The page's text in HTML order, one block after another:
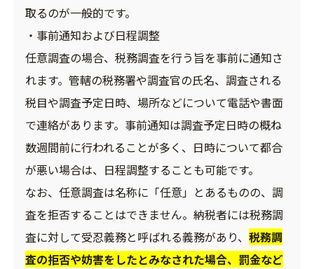
取るのが一般的です。
・事前通知および日程調整
任意調査の場合、税務調査を行う旨を事前に通知さ
れます。管轄の税務署や調査官の氏名、調査される
税目や調査予定日時、場所などについて電話や書面
で連絡があります。事前通知は調査予定日時の概ね
数週間前に行われることが多く、日時について都合
が悪い場合は、日程調整することも可能です。
なお、任意調査は名称に「任意」とあるものの、調
査を拒否することはできません。納税者には税務調
査に対して受忍義務と呼ばれる義務があり、 税務調
査の拒否や妨害をしたとみなされた場合、罰金など